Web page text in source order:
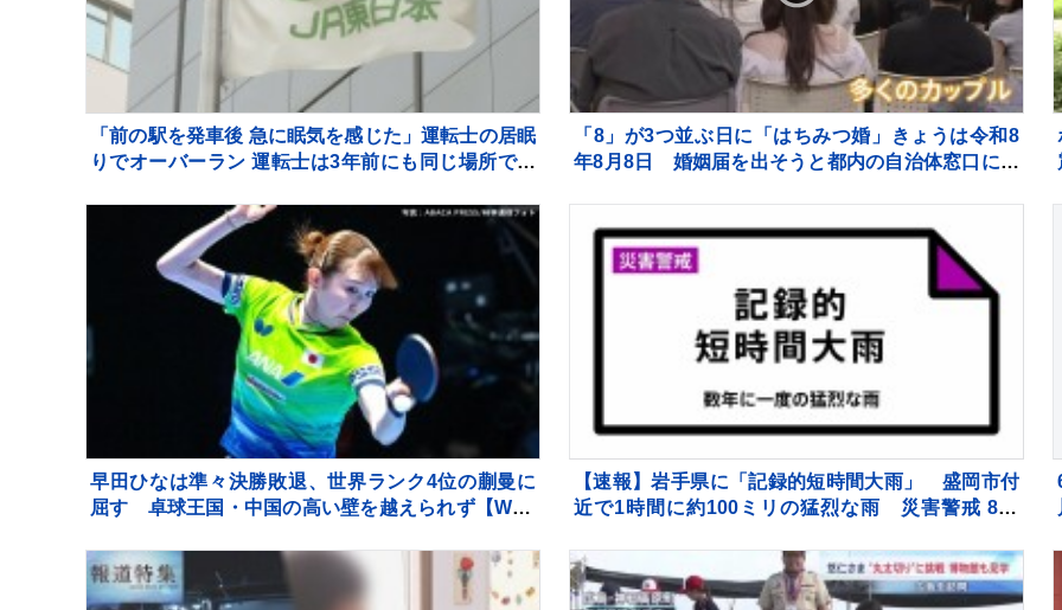
「前の駅を発車後 急に眠気を感じた」運転士の居眠
りでオーバーラン 運転士は3年前にも同じ場所で居
「8」が3つ並ぶ日に「はちみつ婚」きょうは令和8
年8月8日 婚姻届を出そうと都内の自治体窓口には
早田ひなは準々決勝敗退、世界ランク4位の蒯曼に
屈す 卓球王国・中国の高い壁を越えられず【WTT
【速報】岩手県に「記録的短時間大雨」 盛岡市付
近で1時間に約100ミリの猛烈な雨 災害警戒 8日